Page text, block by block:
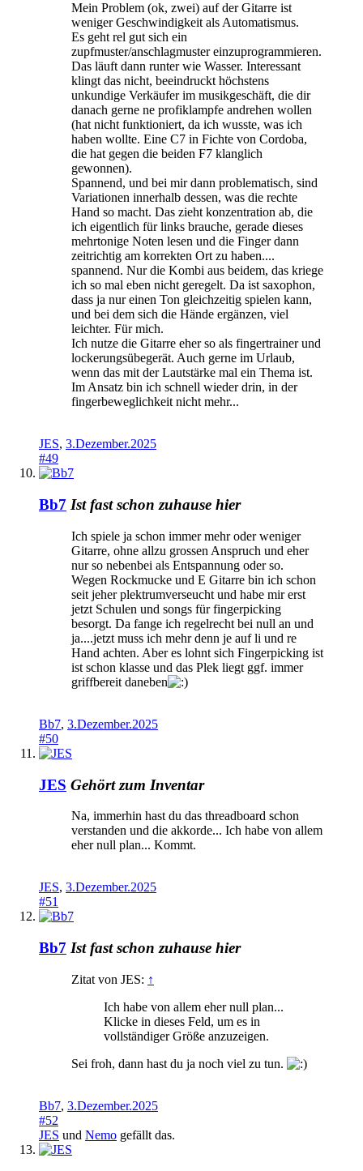
Mein Problem (ok, zwei) auf der Gitarre ist
weniger Geschwindigkeit als Automatismus.
Es geht rel gut sich ein
zupfmuster/anschlagmuster einzuprogrammieren.
Das läuft dann runter wie Wasser. Interessant
klingt das nicht, beeindruckt höchstens
unkundige Verkäufer im musikgeschäft, die dir
danach gerne ne profiklampfe andrehen wollen
(hat nicht funktioniert, da ich wusste, was ich
haben wollte. Eine C7 in Fichte von Cordoba,
die hat gegen die beiden F7 klanglich
gewonnen).
Spannend, und bei mir dann problematisch, sind
Variationen innerhalb dessen, was die rechte
Hand so macht. Das zieht konzentration ab, die
ich eigentlich für links brauche, gerade dieses
mehrtonige Noten lesen und die Finger dann
zeitrichtig am korrekten Ort zu haben....
spannend. Nur die Kombi aus beidem, das kriege
ich so mal eben nicht geregelt. Da ist saxophon,
dass ja nur einen Ton gleichzeitig spielen kann,
und bei dem sich die Hände ergänzen, viel
leichter. Für mich.
Ich nutze die Gitarre eher so als fingertrainer und
lockerungsübegerät. Auch gerne im Urlaub,
wenn das mit der Lautstärke mal ein Thema ist.
Im Ansatz bin ich schnell wieder drin, in der
fingerbeweglichkeit nicht mehr...
JES, 3.Dezember.2025
#49
Bb7 Ist fast schon zuhause hier
Ich spiele ja schon immer mehr oder weniger
Gitarre, ohne allzu grossen Anspruch und eher
nur so nebenbei als Entspannung oder so.
Wegen Rockmucke und E Gitarre bin ich schon
seit jeher plektrumverseucht und habe mir erst
jetzt Schulen und songs für fingerpicking
besorgt. Da fange ich regelrecht bei null an und
ja....jetzt muss ich mehr denn je auf li und re
Hand achten. Aber es lohnt sich Fingerpicking ist
ist schon klasse und das Plek liegt ggf. immer
griffbereit daneben
Bb7, 3.Dezember.2025
#50
JES Gehört zum Inventar
Na, immerhin hast du das threadboard schon
verstanden und die akkorde... Ich habe von allem
eher null plan... Kommt.
JES, 3.Dezember.2025
#51
Bb7 Ist fast schon zuhause hier
Zitat von JES: ↑
Ich habe von allem eher null plan...
Klicke in dieses Feld, um es in
vollständiger Größe anzuzeigen.
Sei froh, dann hast du ja noch viel zu tun.
Bb7, 3.Dezember.2025
#52
JES und Nemo gefällt das.